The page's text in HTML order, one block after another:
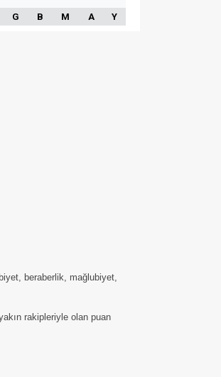
G B M A Y
beraberlik, mağlubiyet,
rakipleriyle olan puan